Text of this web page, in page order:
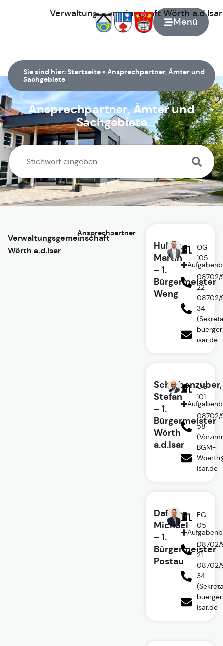
Menü
Verwaltungsgemeinschaft Wörth
Sie sind hier:Startseite »Ansprechpartner, Ämter und
Sachgebiete
Ansprechpartner, Ämter und
Sachgebiete
Verwaltungsgemeinschaft
Wörth a.d.Isar
Ansprechpartner
Huber,
Martin
– 1.
Bürgermeister
Weng
OG
105
08702/
22
08702/
34
isar.de
Scheibenzuber,
Stefan
– 1.
Bürgermeister
Wörth
a.d.Isar
OG
101
08702/
58
BGM-
isar.de
Daffner,
Michael
– 1.
Bürgermeister
Postau
EG
05
08702/
21
08702/
34
isar.de